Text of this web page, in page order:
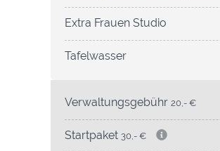
Extra Frauen Studio
Tafelwasser
Verwaltungsgebühr 20,- €
Startpaket 30,- €